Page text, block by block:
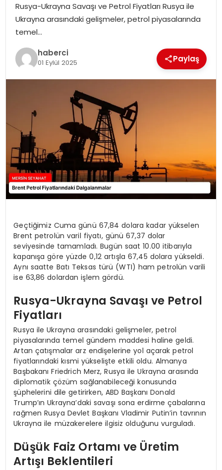
Rusya-Ukrayna Savaşı ve Petrol Fiyatları Rusya ile
Ukrayna arasındaki gelişmeler, petrol piyasalarında
temel…
haberci
01 Eylül 2025 Paylaş
Geçtiğimiz Cuma günü 67,84 dolara kadar yükselen
Brent petrolün varil fiyatı, günü 67,37 dolar
seviyesinde tamamladı. Bugün saat 10.00 itibarıyla
kapanışa göre yüzde 0,12 artışla 67,45 dolara yükseldi.
Aynı saatte Batı Teksas türü (WTI) ham petrolün varili
ise 63,86 dolardan işlem gördü.
Rusya-Ukrayna Savaşı ve Petrol
Fiyatları
Rusya ile Ukrayna arasındaki gelişmeler, petrol
piyasalarında temel gündem maddesi haline geldi.
Artan çatışmalar arz endişelerine yol açarak petrol
fiyatlarındaki kısmi yükselişte etkili oldu. Almanya
Başbakanı Friedrich Merz, Rusya ile Ukrayna arasında
diplomatik çözüm sağlanabileceği konusunda
şüphelerini dile getirirken, ABD Başkanı Donald
Trump’ın Ukrayna’daki savaşı sona erdirme çabalarına
rağmen Rusya Devlet Başkanı Vladimir Putin’in tavrının
Ukrayna ile müzakerelere ilgisiz olduğunu vurguladı.
Düşük Faiz Ortamı ve Üretim
Artışı Beklentileri